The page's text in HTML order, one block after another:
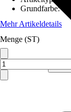
Verkauf durch:
Grundfarbe:
Mehr Artikeldetails
Menge (ST)